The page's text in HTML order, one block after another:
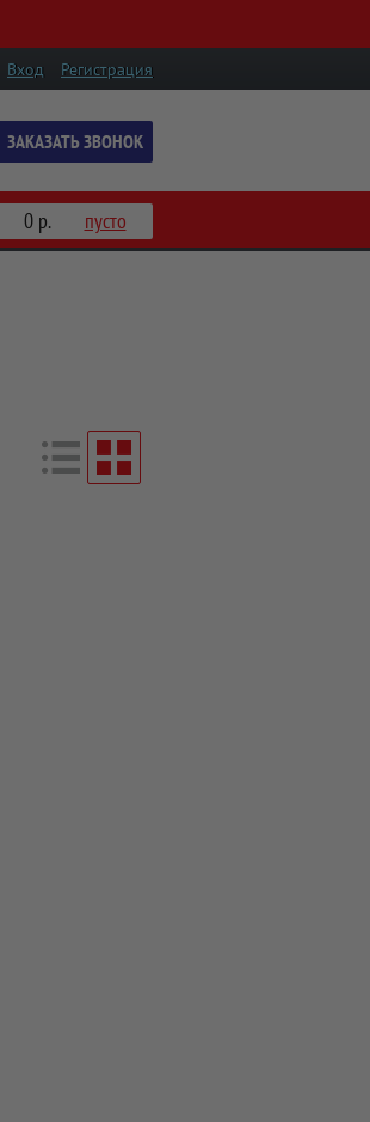
Вход Регистрация
ЗАКАЗАТЬ ЗВОНОК
0 р. пусто